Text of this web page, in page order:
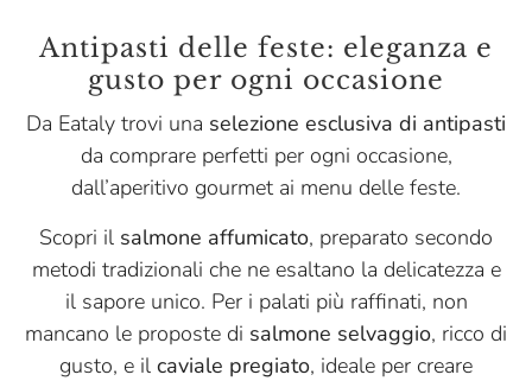
Antipasti delle feste: eleganza e
gusto per ogni occasione
Da Eataly trovi una selezione esclusiva di antipasti
da comprare perfetti per ogni occasione,
dall’aperitivo gourmet ai menu delle feste.
Scopri il salmone affumicato, preparato secondo
metodi tradizionali che ne esaltano la delicatezza e
il sapore unico. Per i palati più raffinati, non
mancano le proposte di salmone selvaggio, ricco di
gusto, e il caviale pregiato, ideale per creare